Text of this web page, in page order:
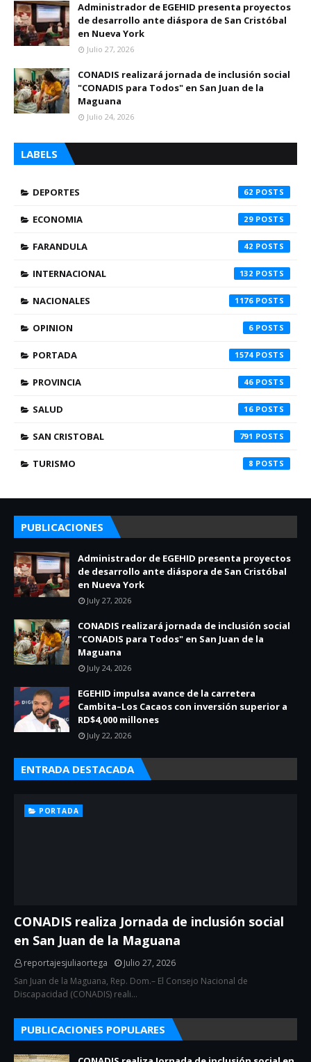
Administrador de EGEHID presenta proyectos
de desarrollo ante diáspora de San Cristóbal
en Nueva York
Julio 27, 2026
CONADIS realizará jornada de inclusión social
"CONADIS para Todos" en San Juan de la
Maguana
Julio 24, 2026
LABELS
DEPORTES 62
ECONOMIA 29
FARANDULA 42
INTERNACIONAL 132
NACIONALES 1176
OPINION 6
PORTADA 1574
PROVINCIA 46
SALUD 16
SAN CRISTOBAL 791
TURISMO 8
PUBLICACIONES
Administrador de EGEHID presenta proyectos
de desarrollo ante diáspora de San Cristóbal
en Nueva York
July 27, 2026
CONADIS realizará jornada de inclusión social
"CONADIS para Todos" en San Juan de la
Maguana
July 24, 2026
EGEHID impulsa avance de la carretera
Cambita–Los Cacaos con inversión superior a
RD$4,000 millones
July 22, 2026
ENTRADA DESTACADA
PORTADA
CONADIS realiza Jornada de inclusión social
en San Juan de la Maguana
reportajesjuliaortega
Julio 27, 2026
San Juan de la Maguana, Rep. Dom.– El Consejo Nacional de
Discapacidad (CONADIS) reali…
PUBLICACIONES POPULARES